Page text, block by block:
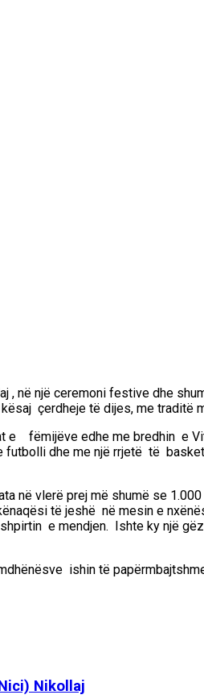
, në një ceremoni festive dhe
çerdheje të dijes, me traditë
fëmijëve edhe me bredhin e
dhe me një rrjetë të
në vlerë prej më shumë se
të jeshë në mesin e
e mendjen. Ishte ky një
ishin të
Nikollaj